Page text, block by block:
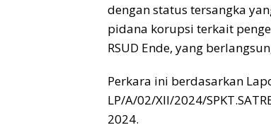
dengan status tersangka
pidana korupsi terkait
RSUD Ende, yang
Perkara ini berdasarkan
LP/A/02/XII/2024/
2024.